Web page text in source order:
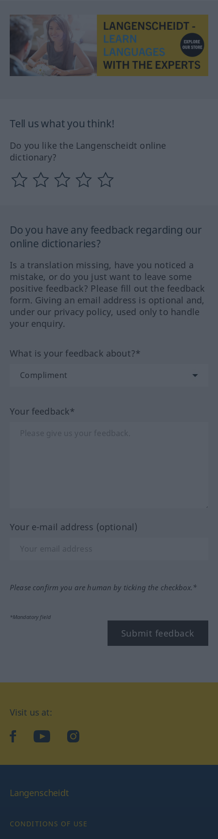
Tell us what you think!
Do you like the Langenscheidt online
dictionary?
Do you have any feedback regarding our
online dictionaries?
Is a translation missing, have you noticed a
mistake, or do you just want to leave some
positive feedback? Please fill out the feedback
form. Giving an email address is optional and,
under our privacy policy, used only to handle
your enquiry.
What is your feedback about?*
Your feedback*
Your e-mail address (optional)
Please confirm you are human by ticking the checkbox.*
*Mandatory field
Submit feedback
Visit us at:
facebookYouTubeInstagram
Langenscheidt
CONDITIONS OF USE